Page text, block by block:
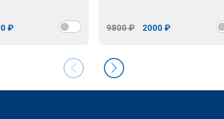
₽ 9800 ₽ 2000 ₽